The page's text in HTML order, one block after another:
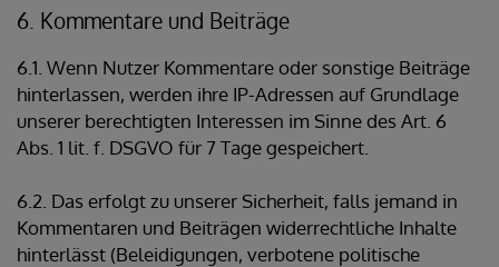
6. Kommentare und Beiträge
6.1. Wenn Nutzer Kommentare oder sonstige Beiträge
hinterlassen, werden ihre IP-Adressen auf Grundlage
unserer berechtigten Interessen im Sinne des Art. 6
Abs. 1 lit. f. DSGVO für 7 Tage gespeichert.
6.2. Das erfolgt zu unserer Sicherheit, falls jemand in
Kommentaren und Beiträgen widerrechtliche Inhalte
hinterlässt (Beleidigungen, verbotene politische